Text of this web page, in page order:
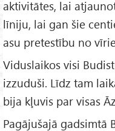
aktivitātes, lai
līniju, lai gan šie
asu pretestību no
Viduslaikos visi
izzuduši. Līdz tam
bija kļuvis par visas
Pagājušajā gadsimtā